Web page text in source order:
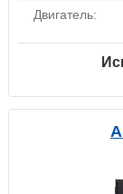
Двигатель: